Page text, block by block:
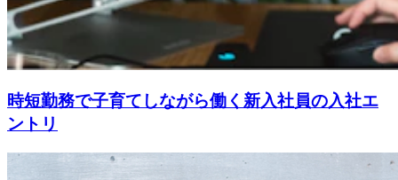
時短勤務で子育てしながら働く新入社員の入社エ
ントリ